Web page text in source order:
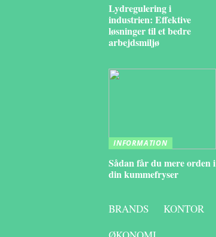
Lydregulering i
industrien: Effektive
løsninger til et bedre
arbejdsmiljø
INFORMATION
Sådan får du mere orden i
din kummefryser
BRANDS
KONTOR